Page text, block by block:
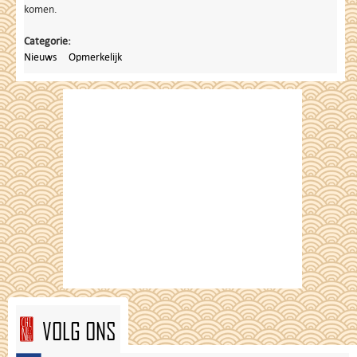
komen.
Categorie:
Nieuws
Opmerkelijk
VOLG ONS